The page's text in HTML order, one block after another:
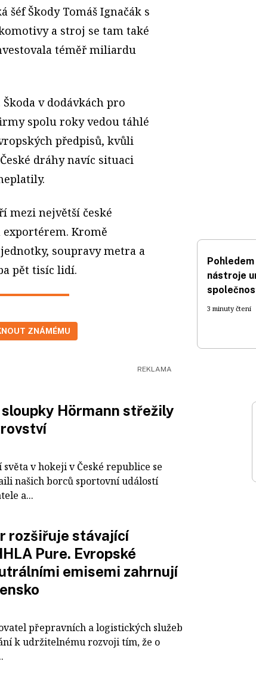
Škody Tomáš Ignačák s
a stroj se tam také
téměř miliardu
v dodávkách pro
spolu roky vedou táhlé
předpisů, kvůli
dráhy navíc situaci
mezi největší české
Kromě
soupravy metra a
pět tisíc lidí.
ZNÁMÉMU
nástroje
3 minuty čtení
Hörmann střežily
v hokeji v České republice se
našich borců sportovní událostí
a...
rozšiřuje stávající
Pure. Evropské
emisemi zahrnují
přepravních a logistických služeb
k udržitelnému rozvoji tím, že o